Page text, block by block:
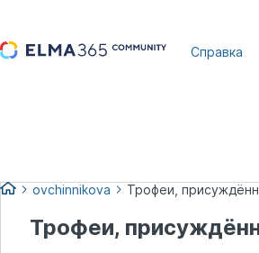
Справка
ovchinnikova Трофеи,
Трофеи,